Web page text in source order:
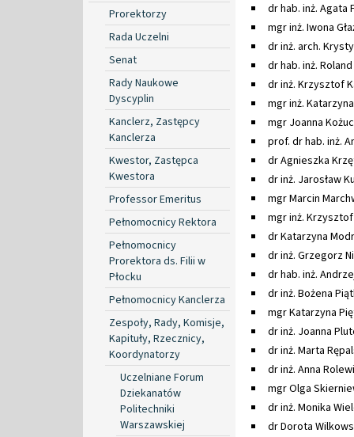
Prorektorzy
Rada Uczelni
Senat
Rady Naukowe
Dyscyplin
Kanclerz, Zastępcy
Kanclerza
Kwestor, Zastępca
Kwestora
Professor Emeritus
Pełnomocnicy Rektora
Pełnomocnicy
Prorektora ds. Filii w
Płocku
Pełnomocnicy Kanclerza
Zespoły, Rady, Komisje,
Kapituły, Rzecznicy,
Koordynatorzy
Uczelniane Forum
Dziekanatów
Politechniki
Warszawskiej
dr hab. inż. Agata
mgr inż. Iwona
dr inż. arch.
dr hab. inż.
dr inż. Krzysztof
mgr inż.
mgr Joanna
prof. dr hab. inż.
dr Agnieszka
dr inż. Jarosław
mgr Marcin
mgr inż.
dr Katarzyna
dr inż. Grzegorz
dr hab. inż.
dr inż. Bożena
mgr Katarzyna
dr inż. Joanna
dr inż. Marta
dr inż. Anna
mgr Olga
dr inż. Monika
dr Dorota